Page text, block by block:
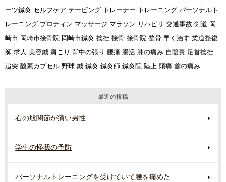
ーツ鍼灸 セルフケア テーピング トレーナー トレーニング パーソナルト
レーニング プロティン マッサージ マラソン リハビリ 交通事故 剣道 岡
崎市 岡崎市接骨院 岡崎市鍼灸 捻挫 接骨 接骨院 整骨 早く治す 柔道整復
師 求人 美容鍼 肩こり 背中の張り 腰痛 腸活 膝の痛み 自賠責 足首捻挫
追突 酸素カプセル 野球 鍼 鍼灸 鍼灸師 鍼灸院 陸上 頭痛 首の痛み
最近の投稿
右の股関節が痛い男性
学生の怪我の予防
パーソナルトレーニングを受けていて腰を痛めた